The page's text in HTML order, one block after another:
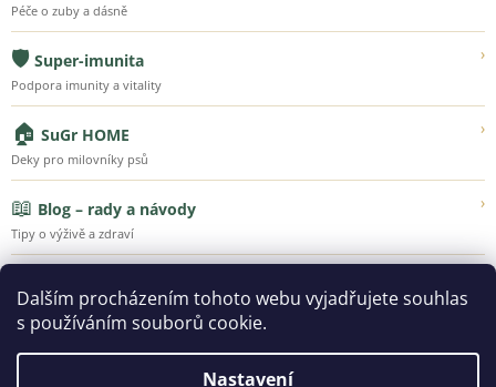
Dalším procházením tohoto webu vyjadřujete souhlas
s používáním souborů cookie.
Nastavení
Péče o zuby a dásně
🛡️ Super-imunita ›
Podpora imunity a vitality
🏠 SuGr HOME ›
Deky pro milovníky psů
📖 Blog – rady a návody ›
Tipy o výživě a zdraví
Poznejte Super-Granule